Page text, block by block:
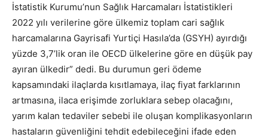
İstatistik Kurumu’nun Sağlık Harcamaları İstatistikleri
2022 yılı verilerine göre ülkemiz toplam cari sağlık
harcamalarına Gayrisafi Yurtiçi Hasıla’da (GSYH) ayırdığı
yüzde 3,7’lik oran ile OECD ülkelerine göre en düşük pay
ayıran ülkedir” dedi. Bu durumun geri ödeme
kapsamındaki ilaçlarda kısıtlamaya, ilaç fiyat farklarının
artmasına, ilaca erişimde zorluklara sebep olacağını,
yarım kalan tedaviler sebebi ile oluşan komplikasyonların
hastaların güvenliğini tehdit edebileceğini ifade eden